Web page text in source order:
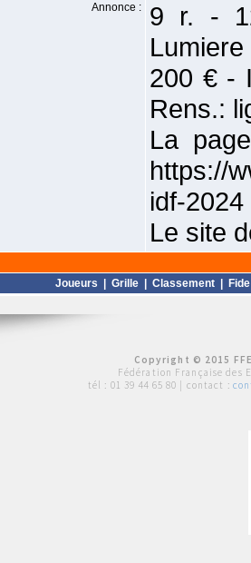
Annonce :
9 r. -
200 € -
Rens.:
La
https://
idf-2024
Le site
Joueurs Grille Classement Fide
Copyright © 2015
Fédération Française des
tél : 01 39 44 65 80 | contact :